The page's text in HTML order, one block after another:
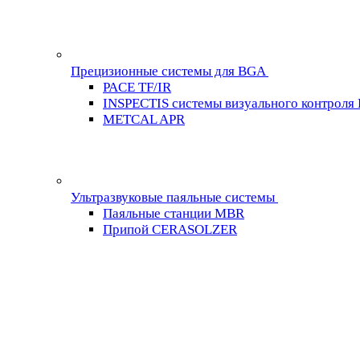
Прецизионные системы для BGA
PACE TF/IR
INSPECTIS системы визуального контроля
METCAL APR
Ультразвуковые паяльные системы
Паяльные станции MBR
Припой CERASOLZER